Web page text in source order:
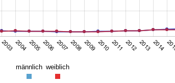
männlich weiblich